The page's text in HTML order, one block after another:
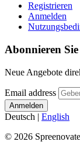
Registrieren
Anmelden
Abonnieren
Neue Angebote
Email address
Deutsch | English
© 2026